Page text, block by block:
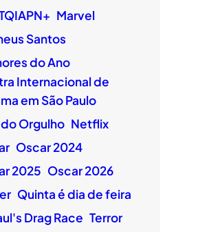
Marvel
Santos
do Ano
Internacional de
em São Paulo
Orgulho Netflix
Oscar 2024
2025 Oscar 2026
Quinta é dia de feira
Drag Race Terror